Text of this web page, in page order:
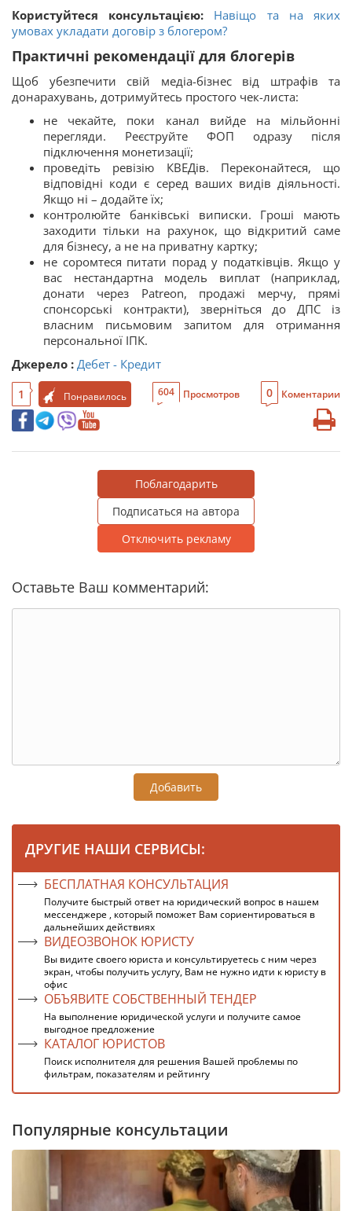
Користуйтеся консультацією: Навіщо та на яких
умовах укладати договір з блогером?
Практичні рекомендації для блогерів
Щоб убезпечити свій медіа-бізнес від штрафів та
донарахувань, дотримуйтесь простого чек-листа:
не чекайте, поки канал вийде на мільйонні
перегляди. Реєструйте ФОП одразу після
підключення монетизації;
проведіть ревізію КВЕДів. Переконайтеся, що
відповідні коди є серед ваших видів діяльності.
Якщо ні – додайте їх;
контролюйте банківські виписки. Гроші мають
заходити тільки на рахунок, що відкритий саме
для бізнесу, а не на приватну картку;
не соромтеся питати порад у податківців. Якщо у
вас нестандартна модель виплат (наприклад,
донати через Patreon, продажі мерчу, прямі
спонсорські контракти), зверніться до ДПС із
власним письмовим запитом для отримання
персональної ІПК.
Джерело : Дебет - Кредит
1 Понравилось 604 Просмотров 0 Коментарии
Поблагодарить
Подписаться на автора
Отключить рекламу
Оставьте Ваш комментарий:
Добавить
ДРУГИЕ НАШИ СЕРВИСЫ:
БЕСПЛАТНАЯ КОНСУЛЬТАЦИЯ
Получите быстрый ответ на юридический вопрос в нашем
мессенджере , который поможет Вам сориентироваться в
дальнейших действиях
ВИДЕОЗВОНОК ЮРИСТУ
Вы видите своего юриста и консультируетесь с ним через
экран, чтобы получить услугу, Вам не нужно идти к юристу в
офис
ОБЪЯВИТЕ СОБСТВЕННЫЙ ТЕНДЕР
На выполнение юридической услуги и получите самое
выгодное предложение
КАТАЛОГ ЮРИСТОВ
Поиск исполнителя для решения Вашей проблемы по
фильтрам, показателям и рейтингу
Популярные консультации